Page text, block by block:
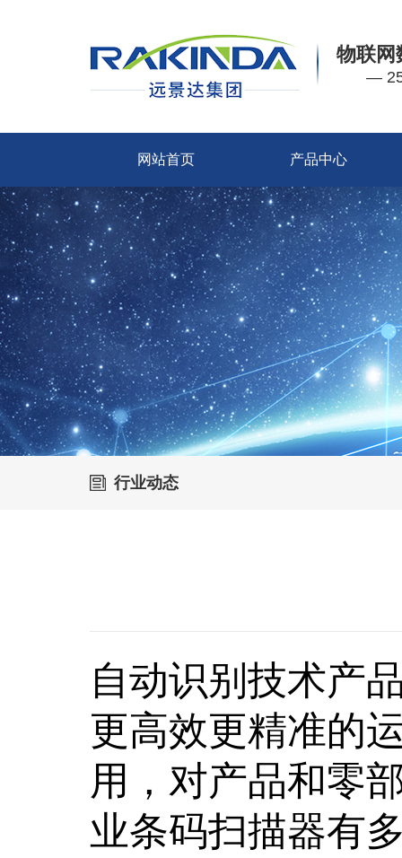
物联网
—
网站首页 产品中心
行业动态
自动识别技术产
更高效更精准的
用，对产品和零
业条码扫描器有